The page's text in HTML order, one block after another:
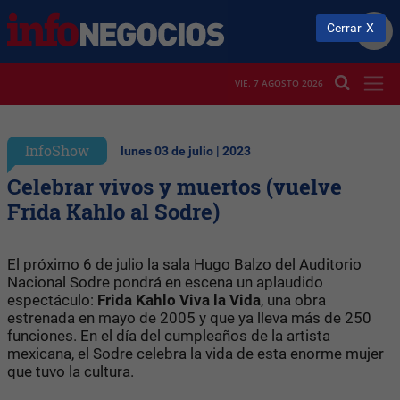
VIE. 7 AGOSTO 2026
InfoShow lunes 03 de julio | 2023
Celebrar vivos y muertos (vuelve
Frida Kahlo al Sodre)
El próximo 6 de julio la sala Hugo Balzo del Auditorio
Nacional Sodre pondrá en escena un aplaudido
espectáculo: Frida Kahlo Viva la Vida, una obra
estrenada en mayo de 2005 y que ya lleva más de 250
funciones. En el día del cumpleaños de la artista
mexicana, el Sodre celebra la vida de esta enorme mujer
que tuvo la cultura.
Cerrar